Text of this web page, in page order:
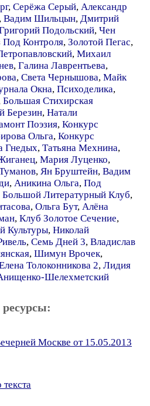
, Серёжа Серый, Александр
, Вадим Шильцын, Дмитрий
Подольский, Чен
Контроля, Золотой Пегас,
, Михаил
, Галина Лаврентьева,
, Света Чернышова, Майк
Окна, Психоделика,
Большая Стихирская
Березин, Натали
Поэзия, Конкурс
Ольга, Конкурс
Гнедых, Татьяна Мехнина,
, Мария Луценко,
, Ян Бруштейн, Вадим
, Аникина Ольга, Под
Большой Литературный Клуб,
, Ольга Бут, Алёна
, Клуб Золотое Сечение,
Культуры, Николай
, Семь Дней 3, Владислав
, Шимун Врочек,
Толоконникова 2, Лидия
Шелехметский
Москве от 15.05.2013